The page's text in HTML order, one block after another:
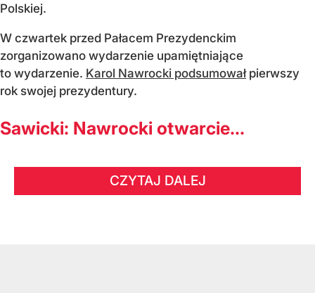
Polskiej.
W czwartek przed Pałacem Prezydenckim
zorganizowano wydarzenie upamiętniające
to wydarzenie. Karol Nawrocki podsumowałpierwszy
rok swojej prezydentury.
Sawicki: Nawrocki otwarcie...
CZYTAJ DALEJ